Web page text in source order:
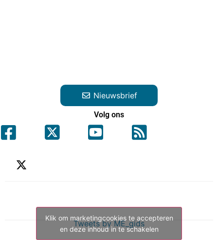
Nieuwsbrief
Volg ons
Tweets by ME_gids
Klik om marketingcookies te accepteren
en deze inhoud in te schakelen